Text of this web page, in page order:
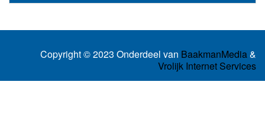
Copyright © 2023 Onderdeel van BaakmanMedia&
Vrolijk Internet Services